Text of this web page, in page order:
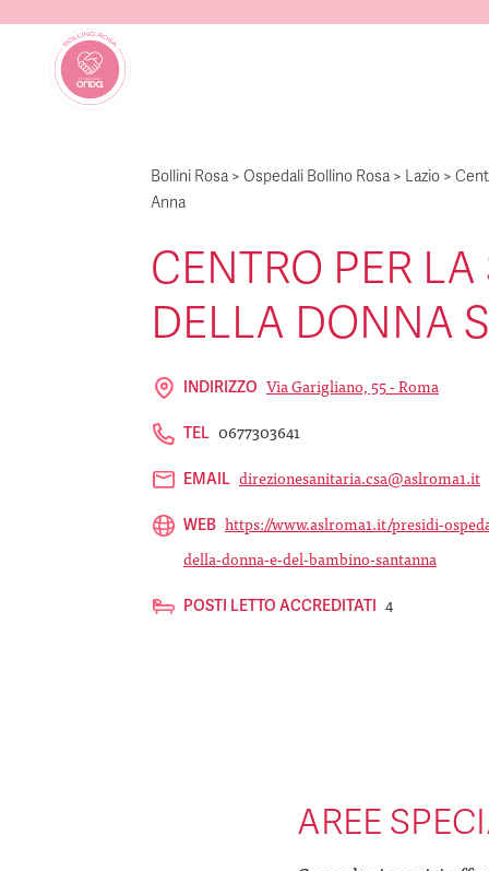
Bollini Rosa > Ospedali Bollino Rosa > Lazio >
Anna
CENTRO PER
DELLA DONNA
INDIRIZZO Via Garigliano, 55 - Roma
TEL 0677303641
EMAIL direzionesanitaria.csa@aslroma1.it
WEB https://www.aslroma1.it/presidi-
della-donna-e-del-bambino-santanna
POSTI LETTO ACCREDITATI 4
AREE